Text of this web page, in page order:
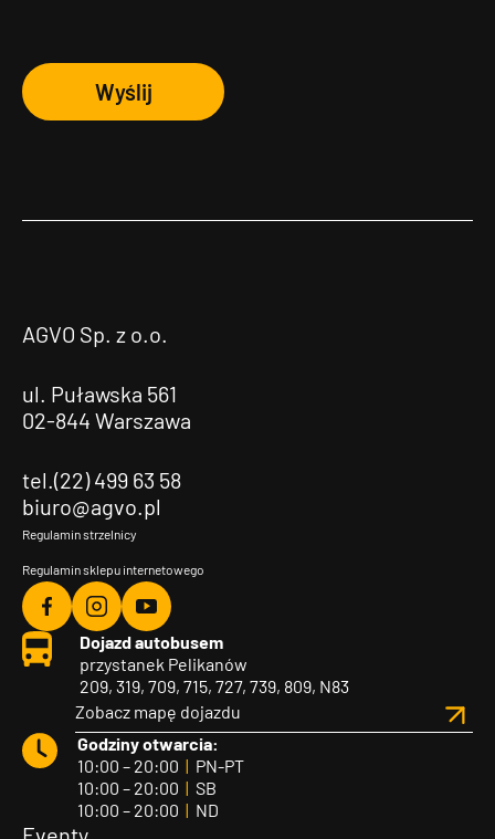
Wyślij
AGVO Sp. z o.o.
ul. Puławska 561
02-844 Warszawa
tel.(22) 499 63 58
biuro@agvo.pl
Regulamin strzelnicy
Regulamin sklepu internetowego
Agvo
Facebook
Agvo
Instagram
Agvo
YouTube
Dojazd autobusem
przystanek Pelikanów
209, 319, 709, 715, 727, 739, 809, N83
Zobacz mapę dojazdu
Godziny otwarcia:
10:00 – 20:00 | PN-PT
10:00 – 20:00 | SB
10:00 – 20:00 | ND